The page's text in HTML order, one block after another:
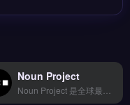
Noun Project